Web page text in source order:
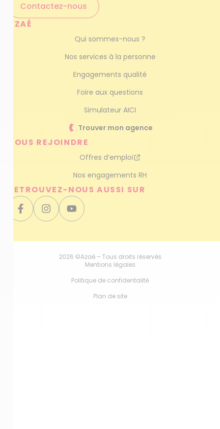
Contactez-nous
AZAÉ
Qui sommes-nous ?
Nos services à la personne
Engagements qualité
Foire aux questions
Simulateur AICI
Trouver mon agence
NOUS REJOINDRE
Offres d’emploi
Nos engagements RH
RETROUVEZ-NOUS AUSSI SUR
2026 ©Azaé – Tous droits réservés
Mentions légales
Politique de confidentalité
Plan de site